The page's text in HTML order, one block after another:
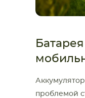
проблемой